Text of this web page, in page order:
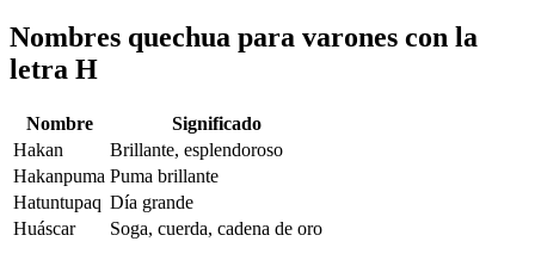
Nombres quechua para varones con la
letra H
Nombre
Significado
Hakan
Brillante, esplendoroso
Hakanpuma Puma brillante
Hatuntupaq Día grande
Huáscar
Soga, cuerda, cadena de oro